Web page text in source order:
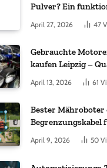
Pulver? Ein
Komplex aus
Molekül + Metall“
April 27, 2026 47
Gebrauchte
kaufen Leipzig –
Garantie und
Lieferung im Fokus
April 13, 2026 61
Bester Mähroboter
Begrenzungskabel
kleine Gärten:
bei 200 bis 500 m²
April 9, 2026 50